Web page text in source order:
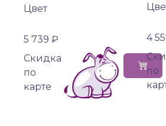
Цвет
5 739 ₽
Cкидка
по
карте
4
по